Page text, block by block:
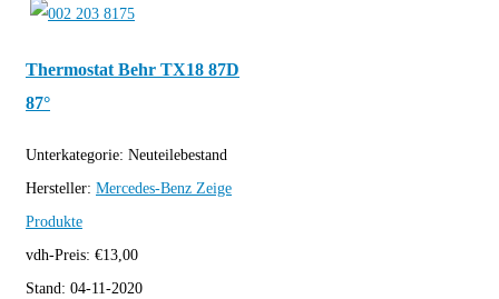
Thermostat Behr TX18 87D
87°
Unterkategorie: Neuteilebestand
Hersteller: Mercedes-Benz Zeige
Produkte
vdh-Preis: €13,00
Stand: 04-11-2020